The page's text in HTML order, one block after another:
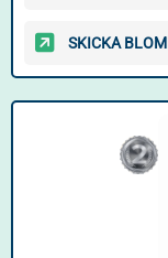
SKICKA